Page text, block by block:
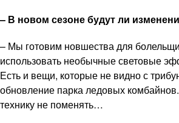
– В новом сезоне будут ли
– Мы готовим новшества для
использовать необычные световые
Есть и вещи, которые не видно с
обновление парка ледовых
технику не поменять…